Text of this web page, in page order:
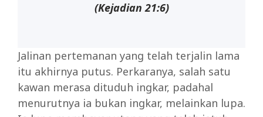
(Kejadian 21:6)
Jalinan pertemanan yang telah terjalin lama
itu akhirnya putus. Perkaranya, salah satu
kawan merasa dituduh ingkar, padahal
menurutnya ia bukan ingkar, melainkan lupa.